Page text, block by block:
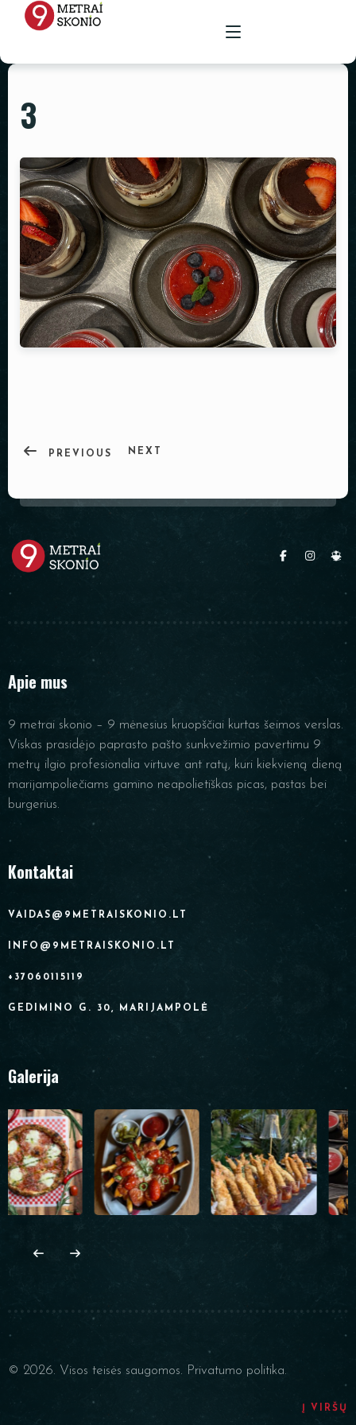
PAGRINDINIS
RENGINIŲ ERDVĖ
MAISTAS ŠVENTĖMS
MAITINIMAS VIETOJE
PARUOŠTAS MAISTAS ŠVENTĖMS
GALERIJA
KONTAKTAI
REKVIZITŲ NUOMA
STALAI
KĖDĖS
STALTIESĖS
VAZOS
ŽVAKIDĖS
3
PREVIOUS NEXT
Apie mus
9 metrai skonio – 9 mėnesius kruopščiai kurtas šeimos verslas.
Viskas prasidėjo paprasto pašto sunkvežimio pavertimu 9
metrų ilgio profesionalia virtuve ant ratų, kuri kiekvieną dieną
marijampoliečiams gamino neapolietiškas picas, pastas bei
burgerius.
Kontaktai
VAIDAS@9METRAISKONIO.LT
INFO@9METRAISKONIO.LT
+37060115119
GEDIMINO G. 30, MARIJAMPOLĖ
Galerija
© 2026. Visos teisės saugomos. Privatumo politika.
Į VIRŠŲ